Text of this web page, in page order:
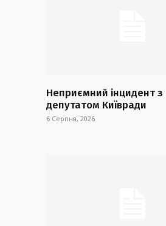
Неприємний інцидент з
депутатом Київради
6 Серпня, 2026